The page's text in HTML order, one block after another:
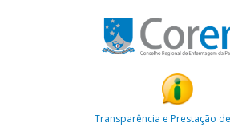
Transparência e Prestação